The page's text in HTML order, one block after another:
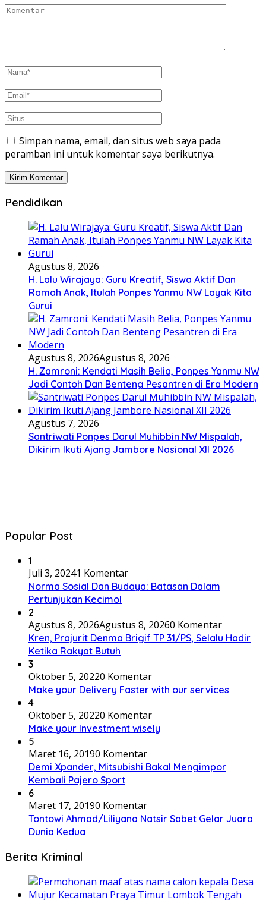
Simpan nama, email, dan situs web saya pada
peramban ini untuk komentar saya berikutnya.
Pendidikan
Agustus 8, 2026
H. Lalu Wirajaya: Guru Kreatif, Siswa Aktif Dan
Ramah Anak, Itulah Ponpes Yanmu NW Layak Kita
Gurui
Agustus 8, 2026Agustus 8, 2026
H. Zamroni: Kendati Masih Belia, Ponpes Yanmu NW
Jadi Contoh Dan Benteng Pesantren di Era Modern
Agustus 7, 2026
Santriwati Ponpes Darul Muhibbin NW Mispalah,
Dikirim Ikuti Ajang Jambore Nasional XII 2026
Popular Post
1
Juli 3, 20241 Komentar
Norma Sosial Dan Budaya: Batasan Dalam
Pertunjukan Kecimol
2
Agustus 8, 2026Agustus 8, 20260 Komentar
Kren, Prajurit Denma Brigif TP 31/PS, Selalu Hadir
Ketika Rakyat Butuh
3
Oktober 5, 20220 Komentar
Make your Delivery Faster with our services
4
Oktober 5, 20220 Komentar
Make your Investment wisely
5
Maret 16, 20190 Komentar
Demi Xpander, Mitsubishi Bakal Mengimpor
Kembali Pajero Sport
6
Maret 17, 20190 Komentar
Tontowi Ahmad/Liliyana Natsir Sabet Gelar Juara
Dunia Kedua
Berita Kriminal